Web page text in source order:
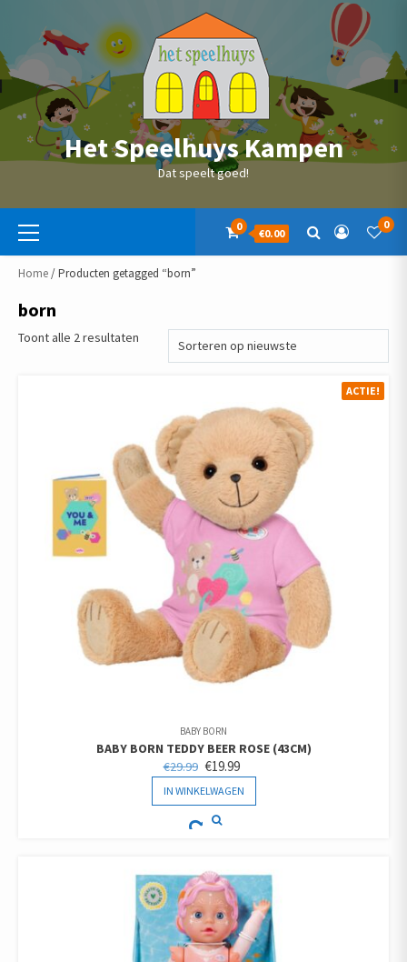
Het Speelhuys Kampen
Dat speelt goed!
Primaire
menu
0
€0.00
0
Home/ Producten getagged “born”
born
Toont alle 2 resultaten
ACTIE!
BABY BORN
BABY BORN TEDDY BEER ROSE (43CM)
€29.99 OORSPRONKELIJKE
PRIJS
WAS:
€29.99.
€19.99
PRIJS
IS:
IN WINKELWAGEN